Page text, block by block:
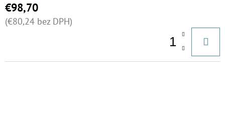
€98,70
(€80,24 bez DPH)